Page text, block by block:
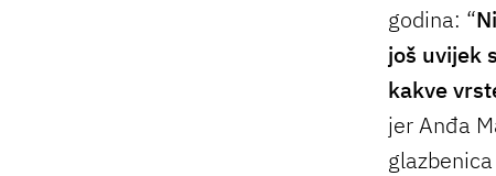
godina: “
još uvijek
kakve
jer Anđa